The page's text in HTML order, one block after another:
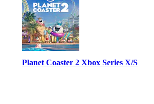
Planet Coaster 2 Xbox Series X/S